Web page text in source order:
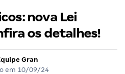
nova Lei
os detalhes!
Gran
em 10/09/24